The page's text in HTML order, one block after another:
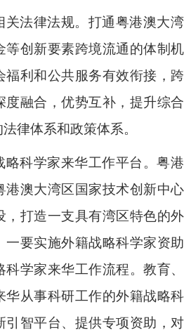
法律法规。 打通粤港澳大湾
等创新要素跨境流通的体制机
福利和公共服务有效衔接，跨
度融合，优势互补，提升综合
律体系和政策体系。
略科学家来华工作平台。粤港
港澳大湾区国家技术创新中心
，打造一支具有湾区特色的外
一要实施外籍战略科学家资助
学家来华工作流程。教育、
华从事科研工作的外籍战略科
引智平台、提供专项资助，对